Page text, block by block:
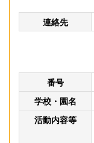
連絡先
番号
学校・園名
活動内容等